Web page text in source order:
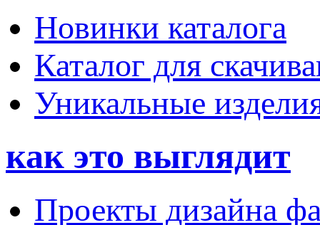
Новинки каталога
Каталог для
Уникальные
как это выглядит
Проекты дизайна